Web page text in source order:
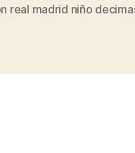
real madrid niño